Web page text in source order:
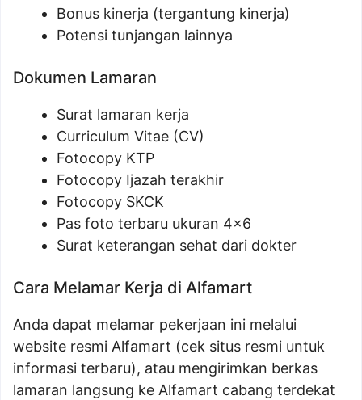
Bonus kinerja (tergantung kinerja)
Potensi tunjangan lainnya
Dokumen Lamaran
Surat lamaran kerja
Curriculum Vitae (CV)
Fotocopy KTP
Fotocopy Ijazah terakhir
Fotocopy SKCK
Pas foto terbaru ukuran 4×6
Surat keterangan sehat dari dokter
Cara Melamar Kerja di Alfamart
Anda dapat melamar pekerjaan ini melalui
website resmi Alfamart (cek situs resmi untuk
informasi terbaru), atau mengirimkan berkas
lamaran langsung ke Alfamart cabang terdekat